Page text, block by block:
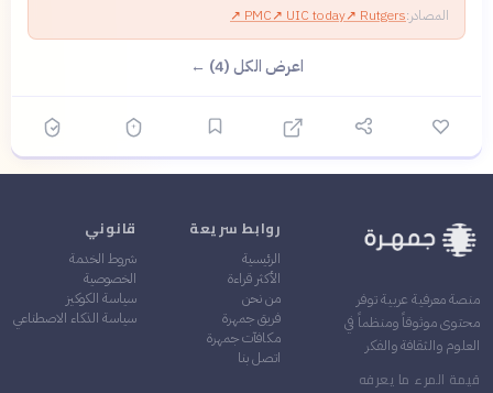
المصادر:Rutgers
↗
UIC today
↗
PMC
↗
اعرض الكل (4) ←
منصة معرفية عربية توفر
محتوى موثوقاً ومنظماً في
العلوم والثقافة والفكر
قيمة المرء ما يعرفه
روابط سريعة
الرئيسية
الأكثر قراءة
من نحن
فريق جمهرة
مكافآت جمهرة
اتصل بنا
قانوني
شروط الخدمة
الخصوصية
سياسة الكوكيز
سياسة الذكاء الاصطناعي